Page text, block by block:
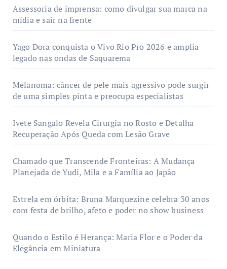
Assessoria de imprensa: como divulgar sua marca na
mídia e sair na frente
Yago Dora conquista o Vivo Rio Pro 2026 e amplia
legado nas ondas de Saquarema
Melanoma: câncer de pele mais agressivo pode surgir
de uma simples pinta e preocupa especialistas
Ivete Sangalo Revela Cirurgia no Rosto e Detalha
Recuperação Após Queda com Lesão Grave
Chamado que Transcende Fronteiras: A Mudança
Planejada de Yudi, Mila e a Família ao Japão
Estrela em órbita: Bruna Marquezine celebra 30 anos
com festa de brilho, afeto e poder no show business
Quando o Estilo é Herança: Maria Flor e o Poder da
Elegância em Miniatura